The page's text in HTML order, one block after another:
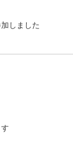
しました